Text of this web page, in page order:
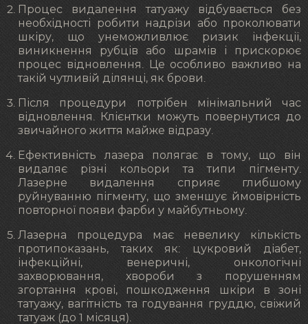
Процес видалення татуажу відбувається без
необхідності робити надрізи або проколювати
шкіру, що унеможливлює ризик інфекції,
виникнення рубців або шрамів і прискорює
процес відновлення. Це особливо важливо на
такій чутливій ділянці, як брови.
Після процедури потрібен мінімальний час
відновлення. Клієнтки можуть повернутися до
звичайного життя майже відразу.
Ефективність лазера полягає в тому, що він
видаляє різні кольори та типи пігменту.
Лазерне видалення сприяє глибшому
руйнуванню пігменту, що зменшує ймовірність
повторної появи фарби у майбутньому.
Лазерна процедура має невелику кількість
протипоказань, таких як: цукровий діабет,
інфекційні, венеричні, онкологічні
захворювання, хвороби з порушенням
згортання крові, пошкодження шкіри в зоні
татуажу, вагітність та годування груддю, свіжий
татуаж (до 1 місяця).